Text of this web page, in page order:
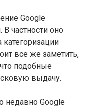
Google
В частности оно
все же заметить,
подобные
выдачу.
недавно Google